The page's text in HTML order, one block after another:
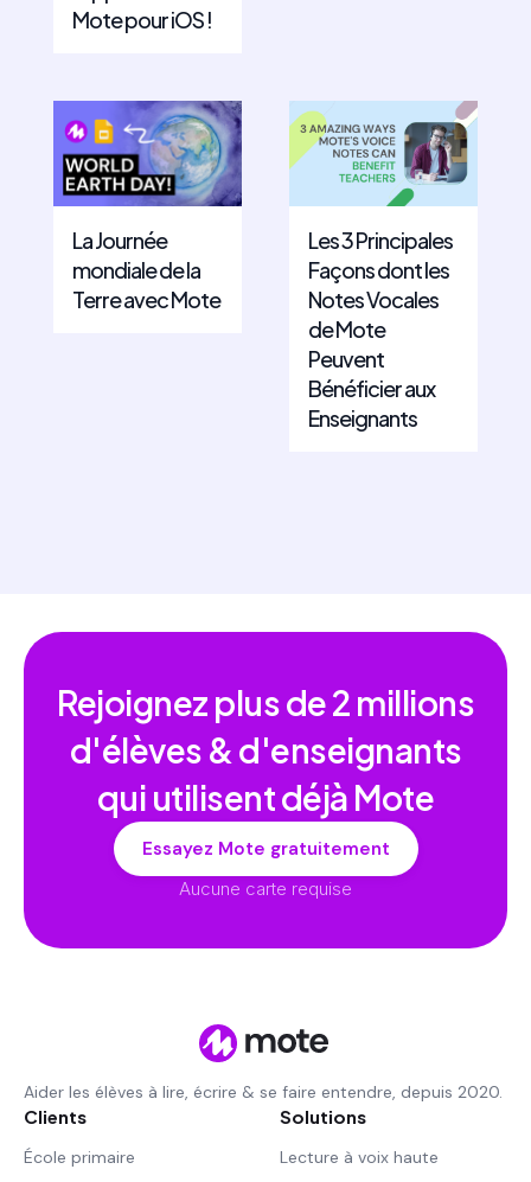
Mote pour iOS !
La Journée
mondiale de la
Terre avec Mote
Les 3 Principales
Façons dont les
Notes Vocales
de Mote
Peuvent
Bénéficier aux
Enseignants
Rejoignez plus de2 millions
d'élèves & d'enseignants
qui utilisent déjà Mote
Essayez Mote gratuitement
Aucune carte requise
Aider les élèves à lire, écrire & se faire entendre, depuis 2020.
Clients
École primaire
Solutions
Lecture à voix haute